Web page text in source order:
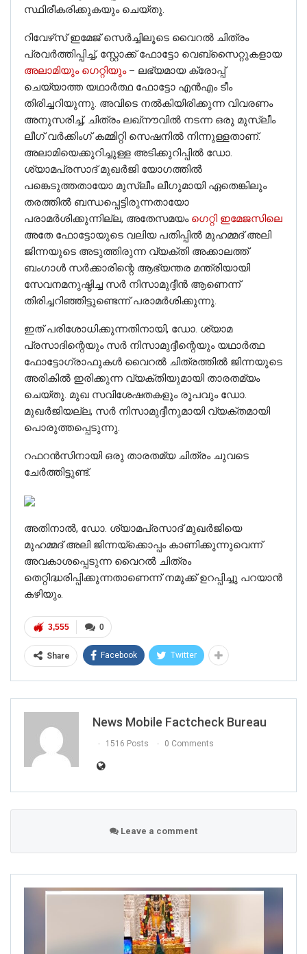
സ്ഥിരീകരിക്കുകയും ചെയ്തു.
റിവേഴ്‌സ് ഇമേജ് സെർച്ചിലൂടെ വൈറൽ ചിത്രം
പ്രവർത്തിപ്പിച്ച്, സ്റ്റോക്ക് ഫോട്ടോ വെബ്‌സൈറ്റുകളായ
അലാമിയും ഗെറ്റിയും– ലഭ്യമായ ക്രോപ്പ്
ചെയ്യാത്ത യഥാർത്ഥ ഫോട്ടോ എൻഎം ടീം
തിരിച്ചറിയുന്നു. അവിടെ നൽകിയിരിക്കുന്ന വിവരണം
അനുസരിച്ച്, ചിത്രം ലഖ്‌നൗവിൽ നടന്ന ഒരു മുസ്ലീം
ലീഗ് വർക്കിംഗ് കമ്മിറ്റി സെഷനിൽ നിന്നുള്ളതാണ്.
അലാമിയെക്കുറിച്ചുള്ള അടിക്കുറിപ്പിൽ ഡോ.
ശ്യാമപ്രസാദ് മുഖർജി യോഗത്തിൽ
പങ്കെടുത്തതായോ മുസ്ലീം ലീഗുമായി ഏതെങ്കിലും
തരത്തിൽ ബന്ധപ്പെട്ടിരുന്നതായോ
പരാമർശിക്കുന്നില്ല, അതേസമയം ഗെറ്റി ഇമേജസിലെ
അതേ ഫോട്ടോയുടെ വലിയ പതിപ്പിൽ മുഹമ്മദ് അലി
ജിന്നയുടെ അടുത്തിരുന്ന വ്യക്തി അക്കാലത്ത്
ബംഗാൾ സർക്കാരിന്റെ ആഭ്യന്തര മന്ത്രിയായി
സേവനമനുഷ്ഠിച്ച സർ നിസാമുദ്ദീൻ ആണെന്ന്
തിരിച്ചറിഞ്ഞിട്ടുണ്ടെന്ന് പരാമർശിക്കുന്നു.
ഇത് പരിശോധിക്കുന്നതിനായി, ഡോ. ശ്യാമ
പ്രസാദിന്റെയും സർ നിസാമുദ്ദീന്റെയും യഥാർത്ഥ
ഫോട്ടോഗ്രാഫുകൾ വൈറൽ ചിത്രത്തിൽ ജിന്നയുടെ
അരികിൽ ഇരിക്കുന്ന വ്യക്തിയുമായി താരതമ്യം
ചെയ്തു. മുഖ സവിശേഷതകളും രൂപവും ഡോ.
മുഖർജിയല്ല, സർ നിസാമുദ്ദീനുമായി വ്യക്തമായി
പൊരുത്തപ്പെടുന്നു.
റഫറൻസിനായി ഒരു താരതമ്യ ചിത്രം ചുവടെ
ചേർത്തിട്ടുണ്ട്.
അതിനാൽ, ഡോ. ശ്യാമപ്രസാദ് മുഖർജിയെ
മുഹമ്മദ് അലി ജിന്നയ്‌ക്കൊപ്പം കാണിക്കുന്നുവെന്ന്
അവകാശപ്പെടുന്ന വൈറൽ ചിത്രം
തെറ്റിദ്ധരിപ്പിക്കുന്നതാണെന്ന് നമുക്ക് ഉറപ്പിച്ചു പറയാൻ
കഴിയും.
0
3,555
Share Facebook Twitter
News Mobile Factcheck Bureau
1516 Posts 0 Comments
Leave a comment